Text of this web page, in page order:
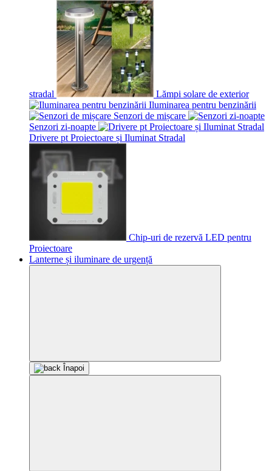
stradal
Lămpi solare de exterior
Iluminarea pentru benzinării
Senzori de mișcare
Senzori zi-noapte
Drivere pt Proiectoare și Iluminat Stradal
Chip-uri de rezervă LED pentru
Proiectoare
Lanterne și iluminare de urgență
Înapoi